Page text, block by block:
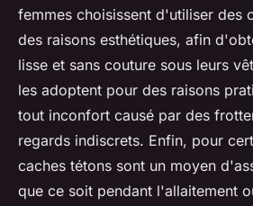
femmes choisissent d'utiliser des
des raisons esthétiques, afin
lisse et sans couture sous leurs
les adoptent pour des raisons
tout inconfort causé par des
regards indiscrets. Enfin, pour
caches tétons sont un moyen
que ce soit pendant l'allaitement